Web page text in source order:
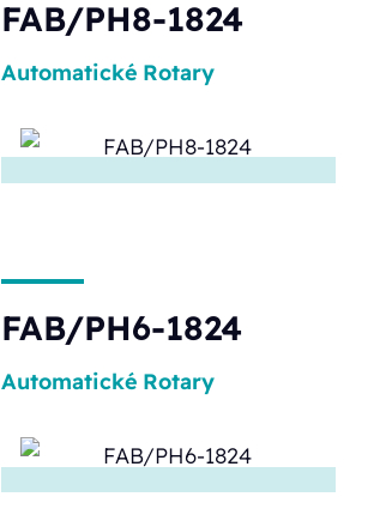
FAB/PH8-1824
Automatické Rotary
FAB/PH6-1824
Automatické Rotary